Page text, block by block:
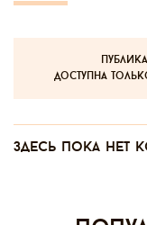
доступна
Здесь пока нет